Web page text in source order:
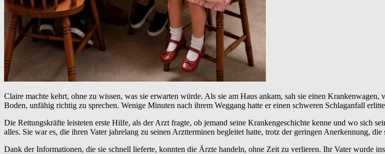
Claire machte kehrt, ohne zu wissen, was sie erwarten würde. Als sie am Haus ankam, sah sie einen
Boden, unfähig richtig zu sprechen. Wenige Minuten nach ihrem Weggang hatte er einen schweren Schlaganfall
Die Rettungskräfte leisteten erste Hilfe, als der Arzt fragte, ob jemand seine Krankengeschichte kenne und wo sich
alles. Sie war es, die ihren Vater jahrelang zu seinen Arztterminen begleitet hatte, trotz der geringen Anerkennung, die
Dank der Informationen, die sie schnell lieferte, konnten die Ärzte handeln, ohne Zeit zu verlieren. Ihr Vater wurde